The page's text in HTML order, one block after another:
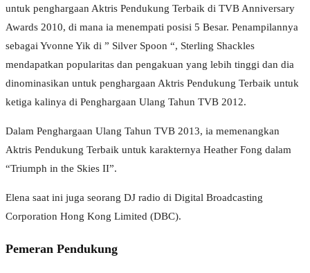
untuk penghargaan Aktris Pendukung Terbaik di TVB Anniversary
Awards 2010, di mana ia menempati posisi 5 Besar. Penampilannya
sebagai Yvonne Yik di ” Silver Spoon “, Sterling Shackles
mendapatkan popularitas dan pengakuan yang lebih tinggi dan dia
dinominasikan untuk penghargaan Aktris Pendukung Terbaik untuk
ketiga kalinya di Penghargaan Ulang Tahun TVB 2012.
Dalam Penghargaan Ulang Tahun TVB 2013, ia memenangkan
Aktris Pendukung Terbaik untuk karakternya Heather Fong dalam
“Triumph in the Skies II”.
Elena saat ini juga seorang DJ radio di Digital Broadcasting
Corporation Hong Kong Limited (DBC).
Pemeran Pendukung